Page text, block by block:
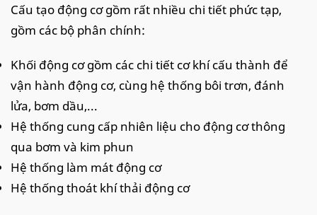
Cấu tạo động cơ gồm rất nhiều chi tiết phức tạp,
gồm các bộ phân chính:
Khối động cơ gồm các chi tiết cơ khí cấu thành để
vận hành động cơ, cùng hệ thống bôi trơn, đánh
lửa, bơm dầu,...
Hệ thống cung cấp nhiên liệu cho động cơ thông
qua bơm và kim phun
Hệ thống làm mát động cơ
Hệ thống thoát khí thải động cơ